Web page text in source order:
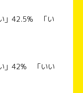
い」42.5% 「い
い」42% 「いい